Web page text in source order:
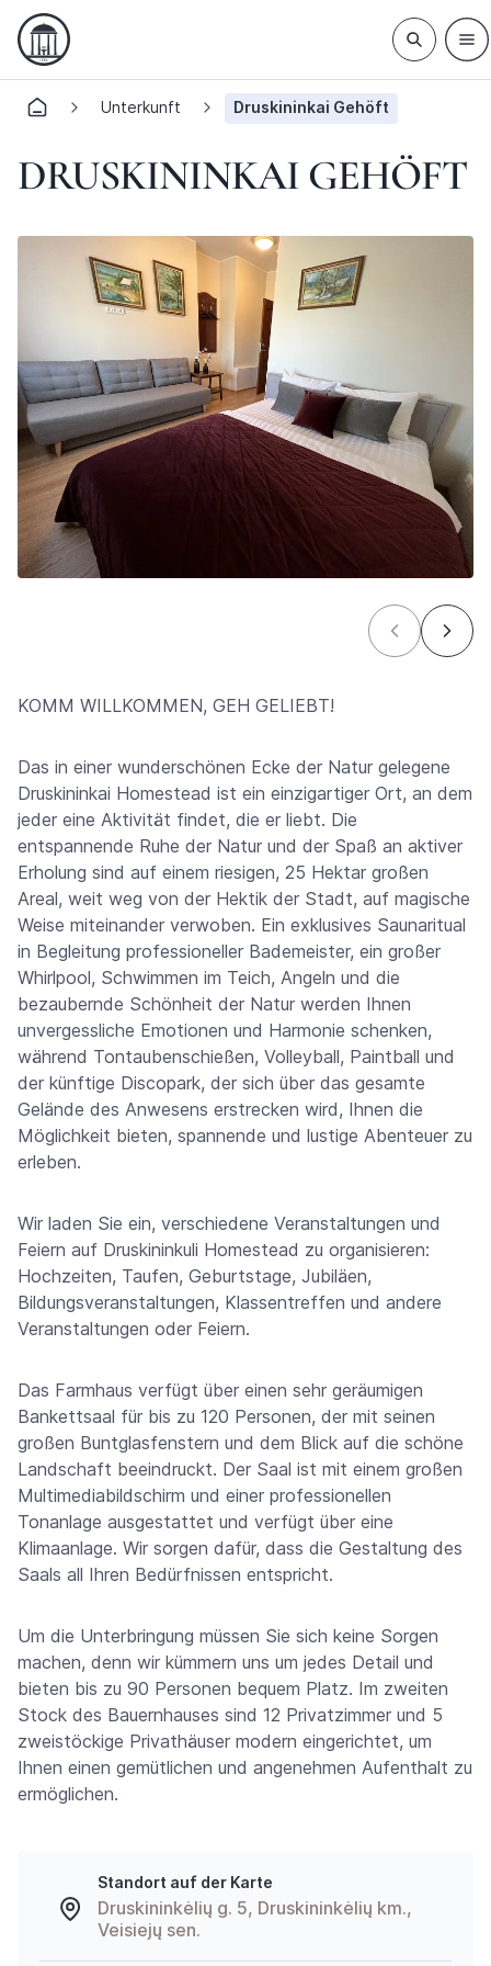
Unterkunft Druskininkai Gehöft
DRUSKININKAI GEHÖFT
KOMM WILLKOMMEN, GEH GELIEBT!
Das in einer wunderschönen Ecke der Natur gelegene
Druskininkai Homestead ist ein einzigartiger Ort, an dem
jeder eine Aktivität findet, die er liebt. Die
entspannende Ruhe der Natur und der Spaß an aktiver
Erholung sind auf einem riesigen, 25 Hektar großen
Areal, weit weg von der Hektik der Stadt, auf magische
Weise miteinander verwoben. Ein exklusives Saunaritual
in Begleitung professioneller Bademeister, ein großer
Whirlpool, Schwimmen im Teich, Angeln und die
bezaubernde Schönheit der Natur werden Ihnen
unvergessliche Emotionen und Harmonie schenken,
während Tontaubenschießen, Volleyball, Paintball und
der künftige Discopark, der sich über das gesamte
Gelände des Anwesens erstrecken wird, Ihnen die
Möglichkeit bieten, spannende und lustige Abenteuer zu
erleben.
Wir laden Sie ein, verschiedene Veranstaltungen und
Feiern auf Druskininkuli Homestead zu organisieren:
Hochzeiten, Taufen, Geburtstage, Jubiläen,
Bildungsveranstaltungen, Klassentreffen und andere
Veranstaltungen oder Feiern.
Das Farmhaus verfügt über einen sehr geräumigen
Bankettsaal für bis zu 120 Personen, der mit seinen
großen Buntglasfenstern und dem Blick auf die schöne
Landschaft beeindruckt. Der Saal ist mit einem großen
Multimediabildschirm und einer professionellen
Tonanlage ausgestattet und verfügt über eine
Klimaanlage. Wir sorgen dafür, dass die Gestaltung des
Saals all Ihren Bedürfnissen entspricht.
Um die Unterbringung müssen Sie sich keine Sorgen
machen, denn wir kümmern uns um jedes Detail und
bieten bis zu 90 Personen bequem Platz. Im zweiten
Stock des Bauernhauses sind 12 Privatzimmer und 5
zweistöckige Privathäuser modern eingerichtet, um
Ihnen einen gemütlichen und angenehmen Aufenthalt zu
ermöglichen.
Standort auf der Karte
Druskininkėlių g. 5, Druskininkėlių km.,
Veisiejų sen.